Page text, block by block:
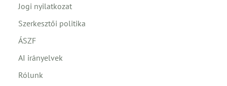
Jogi nyilatkozat
Szerkesztői politika
ÁSZF
AI irányelvek
Rólunk